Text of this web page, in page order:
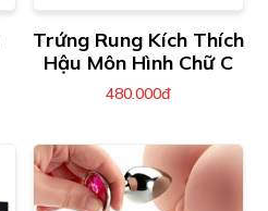
Trứng Rung Kích Thích
Hậu Môn Hình Chữ C
480.000đ